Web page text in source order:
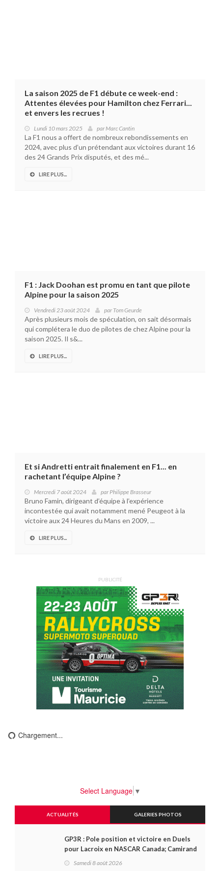
La saison 2025 de F1 débute ce week-end :
Attentes élevées pour Hamilton chez Ferrari...
et envers les recrues !
Lundi 10 mars 2025 parMarc Cantin
La F1 nous a offert de nombreux rebondissements en
2024, avec plus d’un prétendant aux victoires durant 16
des 24 Grands Prix disputés, et des mé...
LIRE PLUS...
F1 : Jack Doohan est promu en tant que pilote
Alpine pour la saison 2025
Vendredi 23 août 2024 par Tom Geurde
Après plusieurs mois de spéculation, on sait désormais
qui complétera le duo de pilotes de chez Alpine pour la
saison 2025. Il s&...
LIRE PLUS...
Et si Andretti entrait finalement en F1... en
rachetant l’équipe Alpine ?
Mercredi 7 août 2024 parPhilippe Brasseur
Bruno Famin, dirigeant d’équipe à l’expérience
incontestée qui avait notamment mené Peugeot à la
victoire aux 24 Heures du Mans en 2009, ...
LIRE PLUS...
PUBLICITÉ
Chargement...
Select Language ▼
ACTUALITÉS GALERIES PHOTOS
GP3R : Pole position et victoire en Duels
pour Lacroix en NASCAR Canada; Camirand
Samedi 8 août 2026